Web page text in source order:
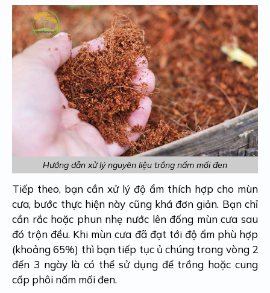
Hướng dẫn xử lý nguyên liệu trồng nấm mối đen
Tiếp theo, bạn cần xử lý độ ẩm thích hợp cho mùn
cưa, bước thực hiện này cũng khá đơn giản. Bạn chỉ
cần rắc hoặc phun nhẹ nước lên đống mùn cưa sau
đó trộn đều. Khi mùn cưa đã đạt tới độ ẩm phù hợp
(khoảng 65%) thì bạn tiếp tục ủ chúng trong vòng 2
đến 3 ngày là có thể sử dụng để trồng hoặc cung
cấp phôi nấm mối đen.